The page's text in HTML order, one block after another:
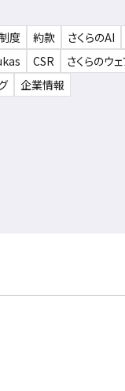
度 約款 さくらのAI
CSR さくらのウ
企業情報